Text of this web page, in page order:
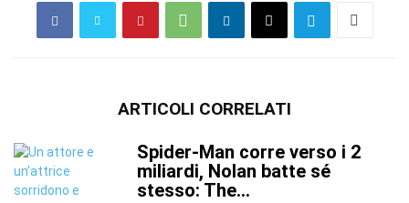
ARTICOLI CORRELATI
Spider-Man corre verso i 2
miliardi, Nolan batte sé
stesso: The...